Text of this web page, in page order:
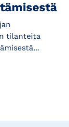
tilanteita